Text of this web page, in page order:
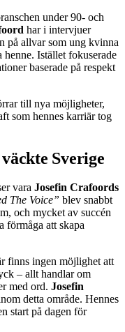
under 90- och
har i intervjuer
på allvar som ung kvinna
Istället fokuserade
baserade på respekt
till nya möjligheter,
som hennes karriär tog
Sverige
vara Josefin Crafoords
The Voice” blev snabbt
och mycket av succén
förmåga att skapa
finns ingen möjlighet att
– allt handlar om
med ord. Josefin
detta område. Hennes
start på dagen för